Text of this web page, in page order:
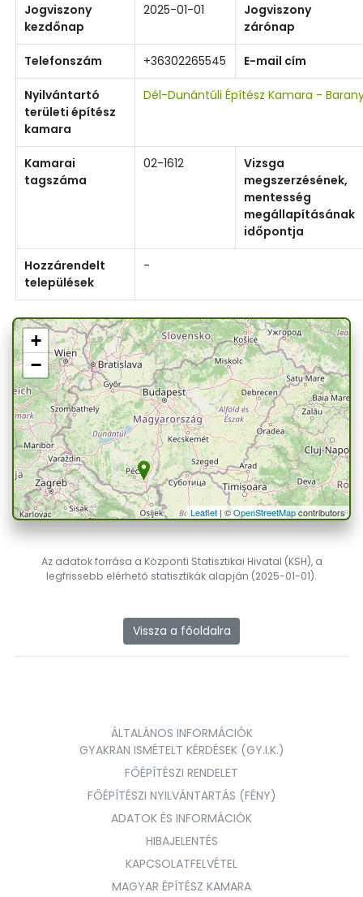
Jogviszony
kezdőnap
2025-01-01
Jogviszony
zárónap
Telefonszám +36302265545 E-mail cím
Nyilvántartó
területi építész
kamara
Dél-Dunántúli Építész Kamara -
Kamarai
tagszáma
02-1612
Vizsga
megszerzésének,
mentesség
megállapításának
időpontja
Hozzárendelt
települések
-
+
−
Leaflet| ©OpenStreetMapcontributors
Az adatok forrása a Központi Statisztikai Hivatal (KSH), a
legfrissebb elérhető statisztikák alapján (2025-01-01).
Vissza a főoldalra
ÁLTALÁNOS INFORMÁCIÓK
GYAKRAN ISMÉTELT KÉRDÉSEK (GY.I.K.)
FŐÉPÍTÉSZI RENDELET
FŐÉPÍTÉSZI NYILVÁNTARTÁS (FÉNY)
ADATOK ÉS INFORMÁCIÓK
HIBAJELENTÉS
KAPCSOLATFELVÉTEL
MAGYAR ÉPÍTÉSZ KAMARA